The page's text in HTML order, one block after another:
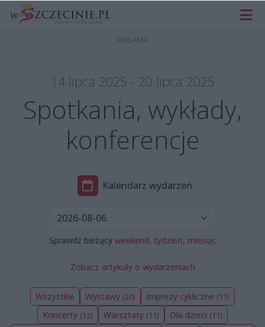
14 lipca 2025 - 20 lipca 2025
Spotkania, wykłady,
konferencje
Kalendarz wydarzeń
Sprawdź bieżący weekend, tydzień, miesiąc
Zobacz artykuły o wydarzeniach
Wszystkie Wystawy (20) Imprezy cykliczne (17)
Koncerty (12) Warsztaty (11) Dla dzieci (11)